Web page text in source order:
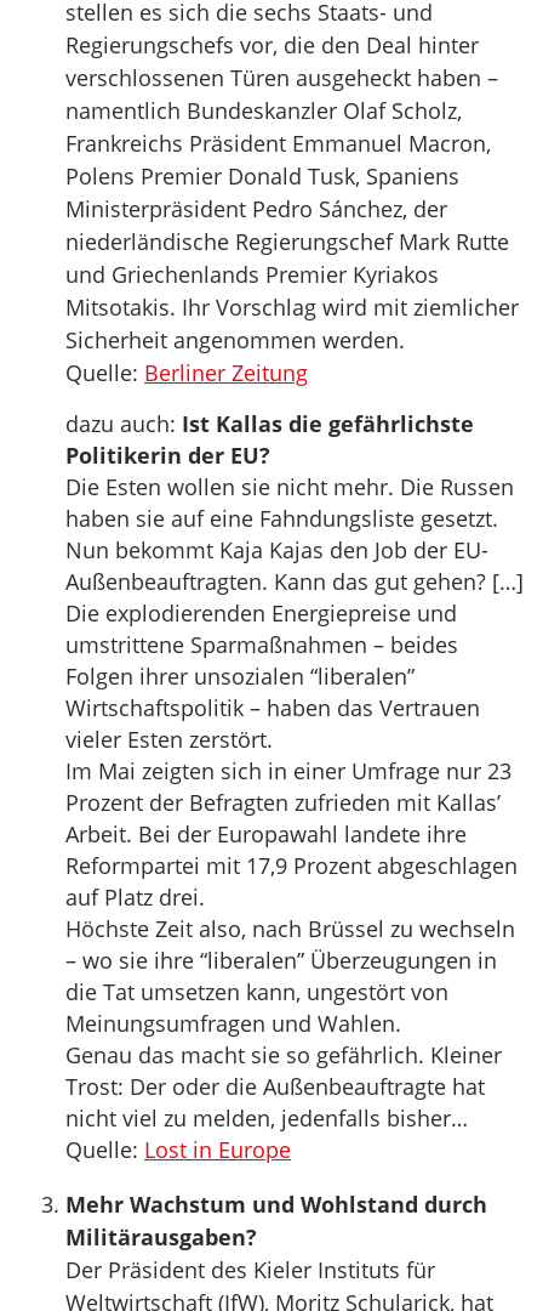
stellen es sich die sechs Staats- und
Regierungschefs vor, die den Deal hinter
verschlossenen Türen ausgeheckt haben –
namentlich Bundeskanzler Olaf Scholz,
Frankreichs Präsident Emmanuel Macron,
Polens Premier Donald Tusk, Spaniens
Ministerpräsident Pedro Sánchez, der
niederländische Regierungschef Mark Rutte
und Griechenlands Premier Kyriakos
Mitsotakis. Ihr Vorschlag wird mit ziemlicher
Sicherheit angenommen werden.
Quelle: Berliner Zeitung
dazu auch: Ist Kallas die gefährlichste
Politikerin der EU?
Die Esten wollen sie nicht mehr. Die Russen
haben sie auf eine Fahndungsliste gesetzt.
Nun bekommt Kaja Kajas den Job der EU-
Außenbeauftragten. Kann das gut gehen? […]
Die explodierenden Energiepreise und
umstrittene Sparmaßnahmen – beides
Folgen ihrer unsozialen “liberalen”
Wirtschaftspolitik – haben das Vertrauen
vieler Esten zerstört.
Im Mai zeigten sich in einer Umfrage nur 23
Prozent der Befragten zufrieden mit Kallas’
Arbeit. Bei der Europawahl landete ihre
Reformpartei mit 17,9 Prozent abgeschlagen
auf Platz drei.
Höchste Zeit also, nach Brüssel zu wechseln
– wo sie ihre “liberalen” Überzeugungen in
die Tat umsetzen kann, ungestört von
Meinungsumfragen und Wahlen.
Genau das macht sie so gefährlich. Kleiner
Trost: Der oder die Außenbeauftragte hat
nicht viel zu melden, jedenfalls bisher…
Quelle: Lost in Europe
Mehr Wachstum und Wohlstand durch
Militärausgaben?
Der Präsident des Kieler Instituts für
Weltwirtschaft (IfW), Moritz Schularick, hat